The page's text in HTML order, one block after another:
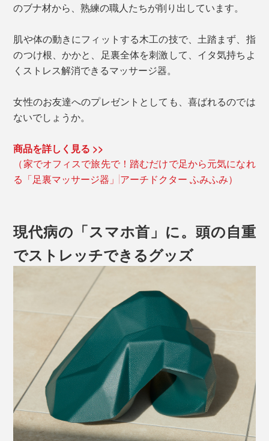
のブナ材から、熟練の職人たちが削り出しています。
肌や体の動きにフィットする木工の技で、土踏まず、指
のつけ根、かかと、足裏全体を刺激して、イタ気持ちよ
くストレス解消できるマッサージ器。
女性のお友達へのプレゼントとしても、喜ばれるのでは
ないでしょうか。
商品を詳しく見る >>
（家でオフィスで旅先で！踏むだけで足から元気になれ
る「足裏マッサージ器」|アーチドクター ふみふみ）
現代病の「スマホ首」に。頭の自重
でストレッチできるグッズ